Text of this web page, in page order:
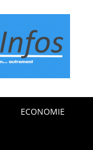
ECONOMIE